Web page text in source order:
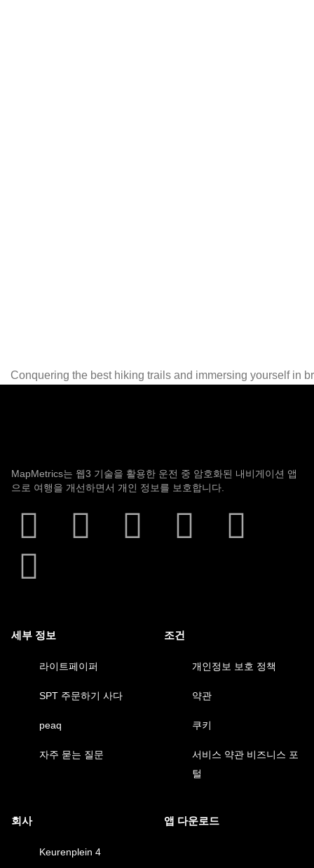
Conquering the best hiking trails and immersing yourself in
MapMetrics는 웹3 기술을 활용한 운전 중 암호화된 내비게이션 앱
으로 여행을 개선하면서 개인 정보를 보호합니다.
세부 정보
라이트페이퍼
SPT 주문하기 사다
peaq
자주 묻는 질문
조건
개인정보 보호 정책
약관
쿠키
서비스 약관 비즈니스 포
털
회사
Keurenplein 4
앱 다운로드